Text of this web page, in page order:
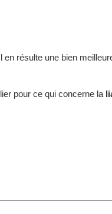
résulte une bien
pour ce qui concerne la